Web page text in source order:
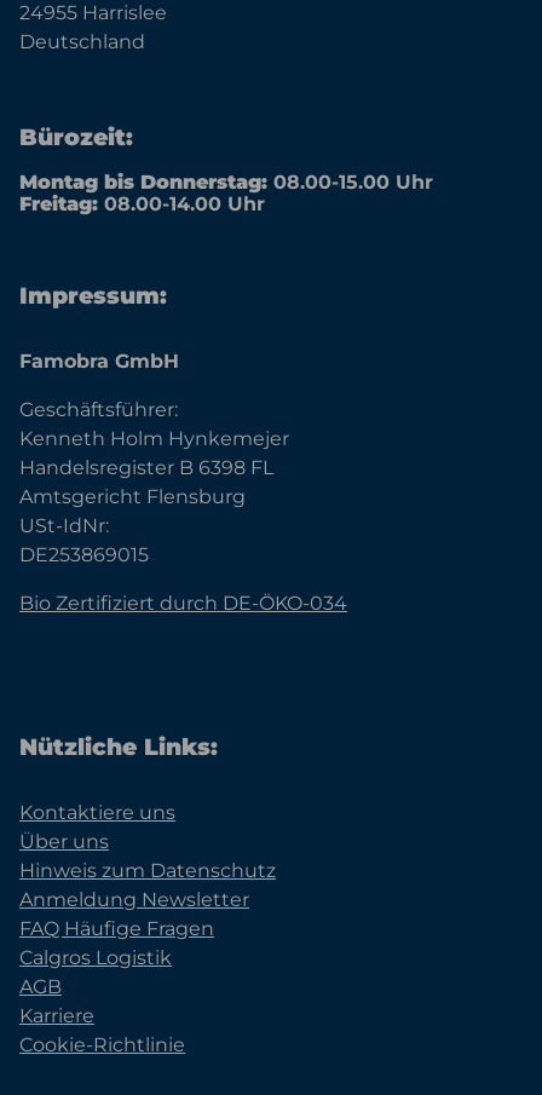
24955 Harrislee
Deutschland
Bürozeit:
Montag bis Donnerstag: 08.00-15.00 Uhr
Freitag: 08.00-14.00 Uhr
Impressum:
Famobra GmbH
Geschäftsführer:
Kenneth Holm Hynkemejer
Handelsregister B 6398 FL
Amtsgericht Flensburg
USt-IdNr:
DE253869015
Bio Zertifiziert durch DE-ÖKO-034
Nützliche Links:
Kontaktiere uns
Über uns
Hinweis zum Datenschutz
Anmeldung Newsletter
FAQ Häufige Fragen
Calgros Logistik
AGB
Karriere
Cookie-Richtlinie